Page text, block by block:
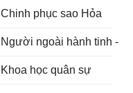
Chinh phục sao Hỏa
Người ngoài hành tinh -
Khoa học quân sự